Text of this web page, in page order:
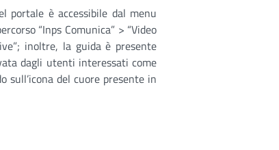
portale è accessibile dal menu
“Inps Comunica” > “Video
inoltre, la guida è presente
dagli utenti interessati come
sull’icona del cuore presente in